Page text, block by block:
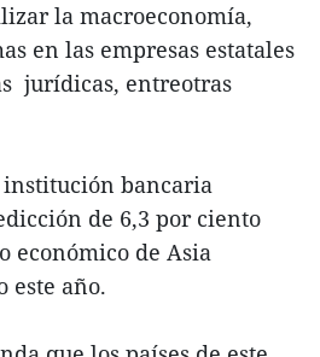
la macroeconomía,
en las empresas estatales
jurídicas, entreotras
bancaria
de 6,3 por ciento
económico de Asia
este año.